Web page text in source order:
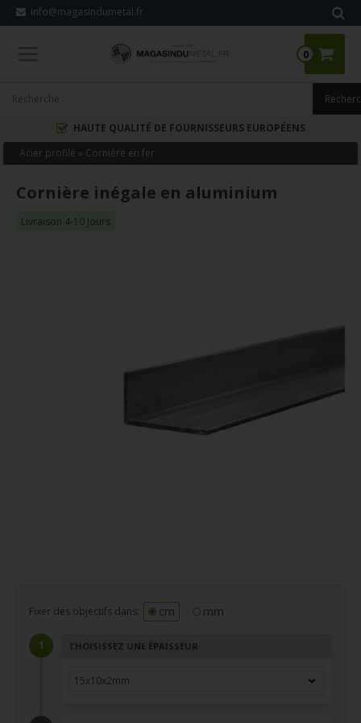
info@magasindumetal.fr
0
HAUTE QUALITÉ DE FOURNISSEURS EUROPÉENS
Acier profilé » Cornière en fer
Cornière inégale en aluminium
Livraison 4-10 Jours
Fixer des objectifs dans: cm mm
CHOISISSEZ UNE ÉPAISSEUR